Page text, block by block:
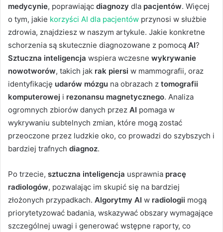
medycynie, poprawiając diagnozy dla pacjentów. Więcej
o tym, jakie korzyści AI dla pacjentów przynosi w służbie
zdrowia, znajdziesz w naszym artykule. Jakie konkretne
schorzenia są skutecznie diagnozowane z pomocą AI?
Sztuczna inteligencja wspiera wczesne wykrywanie
nowotworów, takich jak rak piersi w mammografii, oraz
identyfikację udarów mózgu na obrazach z tomografii
komputerowej i rezonansu magnetycznego. Analiza
ogromnych zbiorów danych przez AI pomaga w
wykrywaniu subtelnych zmian, które mogą zostać
przeoczone przez ludzkie oko, co prowadzi do szybszych i
bardziej trafnych diagnoz.
Po trzecie, sztuczna inteligencja usprawnia pracę
radiologów, pozwalając im skupić się na bardziej
złożonych przypadkach. Algorytmy AI w radiologii mogą
priorytetyzować badania, wskazywać obszary wymagające
szczególnej uwagi i generować wstępne raporty, co